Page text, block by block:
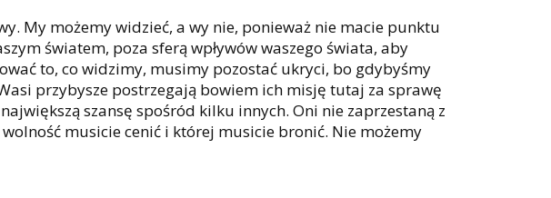
My możemy widzieć, a wy nie, ponieważ nie macie punktu
światem, poza sferą wpływów waszego świata, aby
to, co widzimy, musimy pozostać ukryci, bo gdybyśmy
przybysze postrzegają bowiem ich misję tutaj za sprawę
szansę spośród kilku innych. Oni nie zaprzestaną z
musicie cenić i której musicie bronić. Nie możemy